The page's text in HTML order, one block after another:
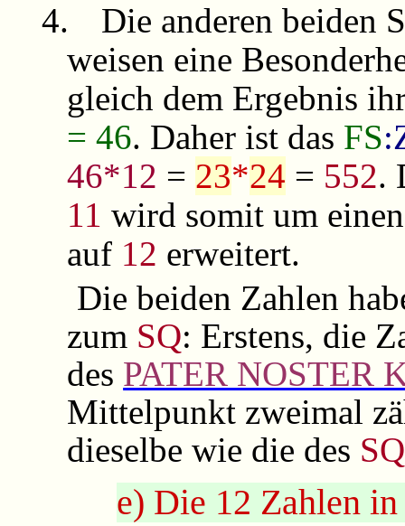
4.
Die anderen beiden
weisen eine
gleich dem Ergebnis
= 46. Daher ist das FS
46*12 = 23*24 = 552.
11 wird somit um
auf 12 erweitert.
Die beiden Zahlen
zum SQ: Erstens, die
des PATER NOSTER
Mittelpunkt zweimal
dieselbe wie die des SQ
e) Die 12 Zahlen